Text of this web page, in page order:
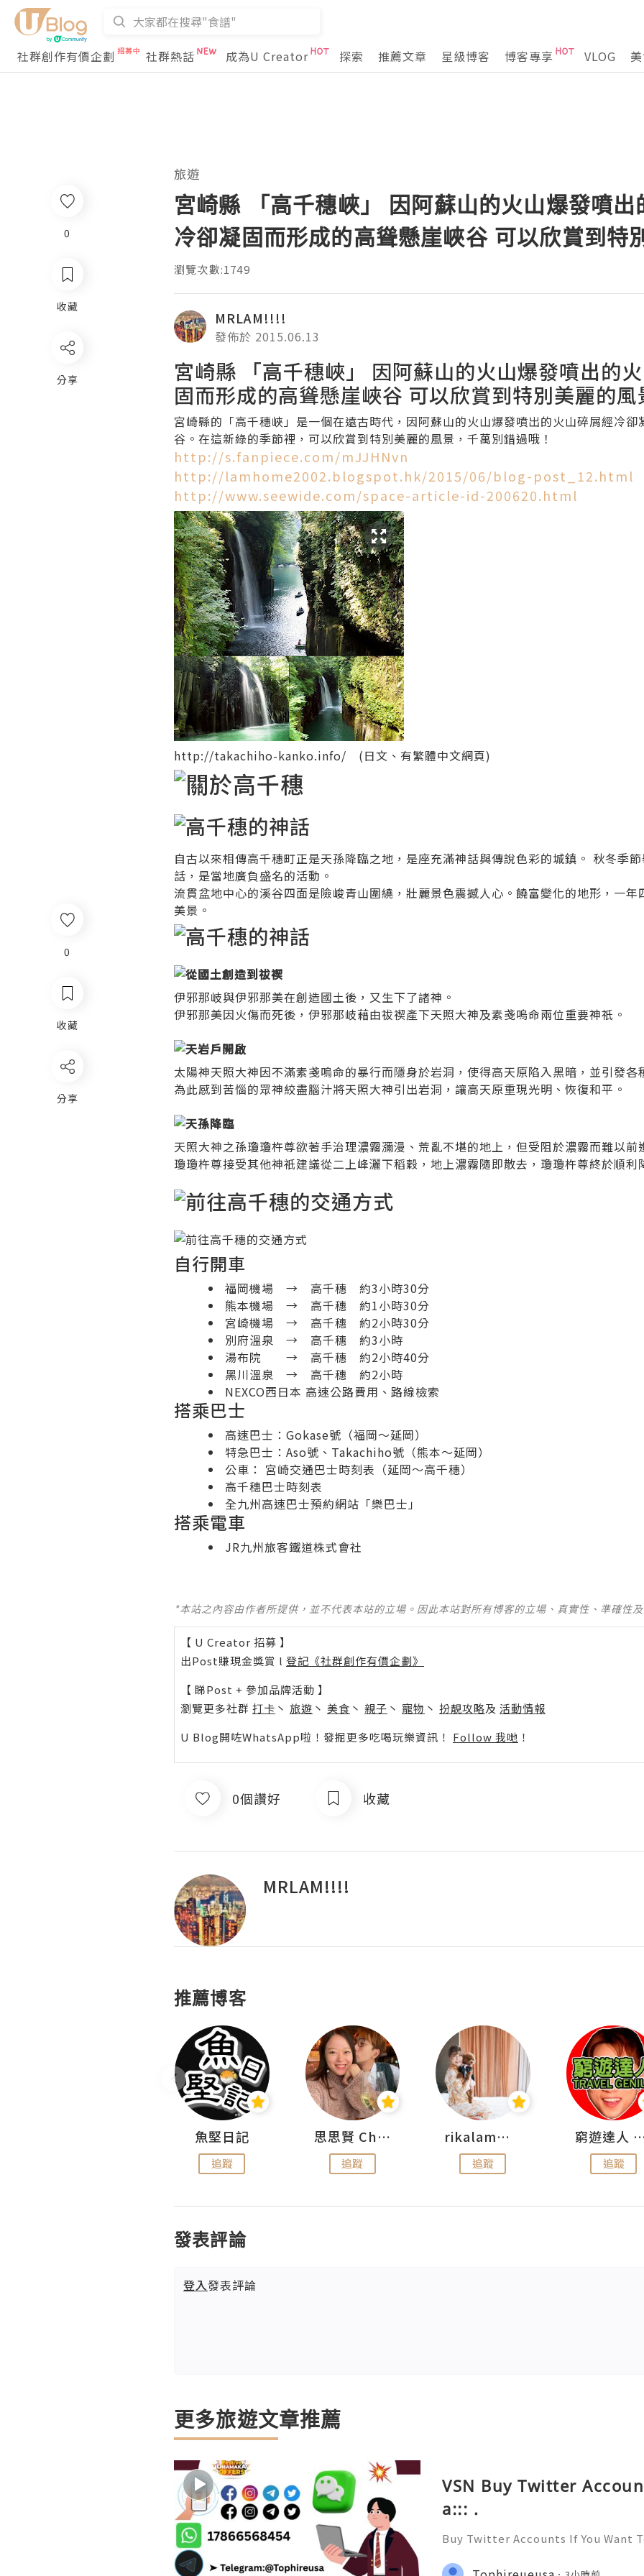
社群創作有價企劃 社群熱話 成為U Creator 探索 推薦文章 星級博客 博客專享 VLOG
0
收藏
分享
旅遊
宮崎縣 「高千穗峽」 因阿蘇山的火山爆發噴
冷卻凝固而形成的高聳懸崖峽谷 可以欣賞到特
瀏覽次數:1749
MRLAM!!!!
發佈於 2015.06.13
宮崎縣 「高千穗峽」 因阿蘇山的火山爆發噴出的
固而形成的高聳懸崖峽谷 可以欣賞到特別美麗的風
宮崎縣的「高千穗峽」是一個在遠古時代，因阿蘇山的火山爆發噴出的火山碎屑經冷
谷。在這新綠的季節裡，可以欣賞到特別美麗的風景，千萬別錯過哦！
http://s.fanpiece.com/mJJHNvn
http://lamhome2002.blogspot.hk/2015/06/blog-post_12.html
http://www.seewide.com/space-article-id-200620.html
http://takachiho-kanko.info/ (日文、有繁體中文網頁)
自古以來相傳高千穗町正是天孫降臨之地，是座充滿神話與傳說色彩的城鎮。 秋冬季
話，是當地廣負盛名的活動。
流貫盆地中心的溪谷四面是險峻青山圍繞，壯麗景色震撼人心。饒富變化的地形，一
美景。
伊邪那岐與伊邪那美在創造國土後，又生下了諸神。
伊邪那美因火傷而死後，伊邪那岐藉由祓禊產下天照大神及素戔嗚命兩位重要神祇。
太陽神天照大神因不滿素戔嗚命的暴行而隱身於岩洞，使得高天原陷入黑暗，並引發各
為此感到苦惱的眾神絞盡腦汁將天照大神引出岩洞，讓高天原重現光明、恢復和平。
天照大神之孫瓊瓊杵尊欲著手治理濃霧瀰漫、荒亂不堪的地上，但受阻於濃霧而難以前
瓊瓊杵尊接受其他神祇建議從二上峰灑下稻穀，地上濃霧隨即散去，瓊瓊杵尊終於順利
自行開車
福岡機場 → 高千穗 約3小時30分
熊本機場 → 高千穗 約1小時30分
宮崎機場 → 高千穗 約2小時30分
別府溫泉 → 高千穗 約3小時
湯布院 → 高千穗 約2小時40分
黑川溫泉 → 高千穗 約2小時
NEXCO西日本 高速公路費用、路線檢索
搭乘巴士
高速巴士：Gokase號（福岡～延岡）
特急巴士：Aso號、Takachiho號（熊本～延岡）
公車： 宮崎交通巴士時刻表（延岡～高千穗）
高千穗巴士時刻表
全九州高速巴士預約網站「樂巴士」
搭乘電車
JR九州旅客鐵道株式會社
*本站之內容由作者所提供，並不代表本站的立場。因此本站對所有博客的立場、真實性、準確性
【 U Creator 招募 】
出Post賺現金獎賞 l 登記《社群創作有價企劃》
【 睇Post + 參加品牌活動 】
瀏覽更多社群 打卡 丶 旅遊 丶 美食 丶 親子 丶 寵物 丶 扮靚攻略及 活動情報
U Blog開咗WhatsApp啦！發掘更多吃喝玩樂資訊！ Follow 我哋 ！
0個讚好 收藏
MRLAM!!!!
推薦博客
魚堅日記
追蹤
思思賢 ChillMyBabe
追蹤
rikalammm
追蹤
窮遊達人
追蹤
發表評論
登入發表評論
更多旅遊文章推薦
VSN Buy Twitter
a::: .
Buy Twitter Accounts If You Want
Social network and have Likes,
0
收藏
分享